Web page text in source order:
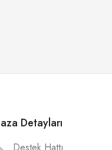
Detayları